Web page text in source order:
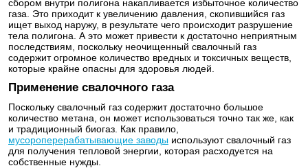
сбором внутри полигона накапливается избыточное количество
газа. Это приходит к увеличению давления, скопившийся газ
ищет выход наружу, в результате чего происходит разрушение
тела полигона. А это может привести к достаточно неприятным
последствиям, поскольку неочищенный свалочный газ
содержит огромное количество вредных и токсичных веществ,
которые крайне опасны для здоровья людей.
Применение свалочного газа
Поскольку свалочный газ содержит достаточно большое
количество метана, он может использоваться точно так же, как
и традиционный биогаз. Как правило,
мусороперерабатывающие заводы используют свалочный газ
для получения тепловой энергии, которая расходуется на
собственные нужды.